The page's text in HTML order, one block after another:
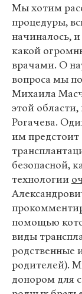
Мы хотим
процедуры,
начиналось,
какой
врачами. О
вопроса мы
Михаила
этой
Рогачева.
им
безопасной,
технологии
помощью
виды
родственные
родителей).
донором для